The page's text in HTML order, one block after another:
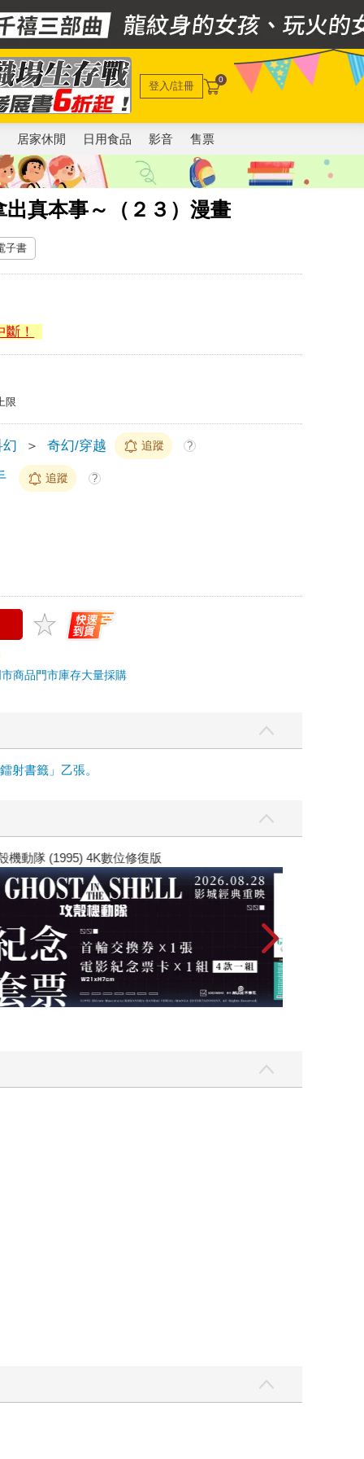
登入/註冊 0
居家休閒 日用食品 影音 售票
真本事～（２３）漫畫
子書
！
限
＞ 奇幻/穿越 追蹤 ?
追蹤 ?
商品門市庫存大量採購
射書籤」乙張。